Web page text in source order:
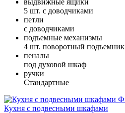
выдвижные ящики
5 шт. с доводчиками
петли
с доводчиками
подъемные механизмы
4 шт. поворотный подъемник
пеналы
под духовой шкаф
ручки
Стандартные
Кухня с подвесными шкафами